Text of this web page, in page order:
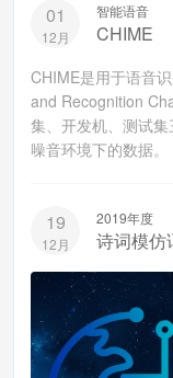
01
12月
智能语音
CHIME
CHIME是用于语音
and Recognition
集、开发机、测试
噪音环境下的数据。
19
12月
2019年度
诗词模仿